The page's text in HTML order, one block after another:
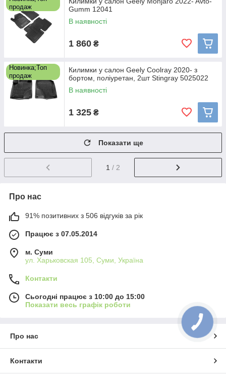
продаж
Gumm 12041
В наявності
1 860 ₴
Новинка;Топ
продаж
Килимки у салон Geely Coolray 2020- з
бортом, поліуретан, 2шт Stingray 5025022
В наявності
1 325 ₴
Показати ще
1 / 2
Про нас
91% позитивних з 506 відгуків за рік
Працює з 07.05.2014
м. Суми
ул. Харьковская 105, Суми, Україна
Контакти
Сьогодні працює з 10:00 до 15:00
Показати весь графік роботи
Про нас
Контакти